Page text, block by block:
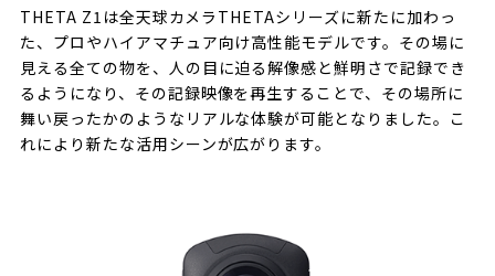
THETA Z1は全天球カメラTHETAシリーズに新たに加わっ
た、プロやハイアマチュア向け高性能モデルです。その場に
見える全ての物を、人の目に迫る解像感と鮮明さで記録でき
るようになり、その記録映像を再生することで、その場所に
舞い戻ったかのようなリアルな体験が可能となりました。こ
れにより新たな活用シーンが広がります。